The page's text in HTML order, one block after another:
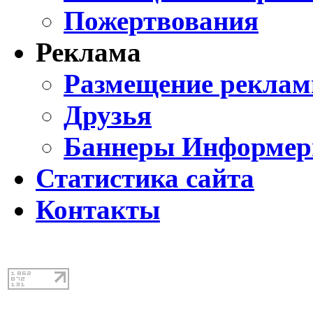
Пожертвования
Реклама
Размещение
Друзья
Баннеры
Статистика сайта
Контакты